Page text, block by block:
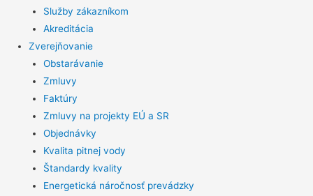
Služby zákazníkom
Akreditácia
Zverejňovanie
Obstarávanie
Zmluvy
Faktúry
Zmluvy na projekty EÚ a SR
Objednávky
Kvalita pitnej vody
Štandardy kvality
Energetická náročnosť prevádzky